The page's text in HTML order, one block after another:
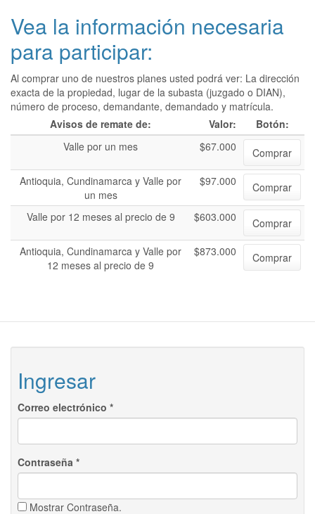
Vea la información necesaria
para participar:
Al comprar uno de nuestros planes usted podrá ver: La dirección
exacta de la propiedad, lugar de la subasta (juzgado o DIAN),
número de proceso, demandante, demandado y matrícula.
Avisos de remate de:
Valor:
Botón:
Valle por un mes
$67.000
Comprar
Antioquia, Cundinamarca y Valle por
un mes
$97.000 Comprar
Valle por 12 meses al precio de 9 $603.000
Comprar
Antioquia, Cundinamarca y Valle por
12 meses al precio de 9
$873.000 Comprar
Ingresar
Correo electrónico *
Contraseña *
Mostrar Contraseña.